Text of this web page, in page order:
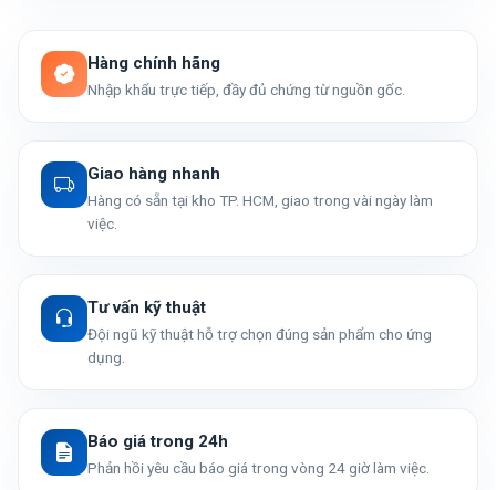
Hàng chính hãng
Nhập khẩu trực tiếp, đầy đủ chứng từ nguồn gốc.
Giao hàng nhanh
Hàng có sẵn tại kho TP. HCM, giao trong vài ngày làm
việc.
Tư vấn kỹ thuật
Đội ngũ kỹ thuật hỗ trợ chọn đúng sản phẩm cho ứng
dụng.
Báo giá trong 24h
Phản hồi yêu cầu báo giá trong vòng 24 giờ làm việc.